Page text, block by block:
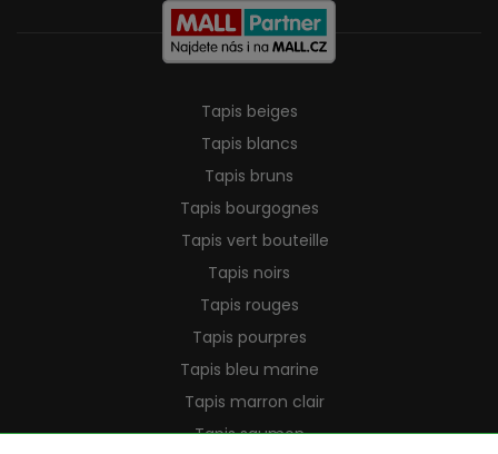
Tapis beiges
Tapis blancs
Tapis bruns
Tapis bourgognes
Tapis vert bouteille
Tapis noirs
Tapis rouges
Tapis pourpres
Tapis bleu marine
Tapis marron clair
Tapis saumon